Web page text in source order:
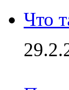
Что